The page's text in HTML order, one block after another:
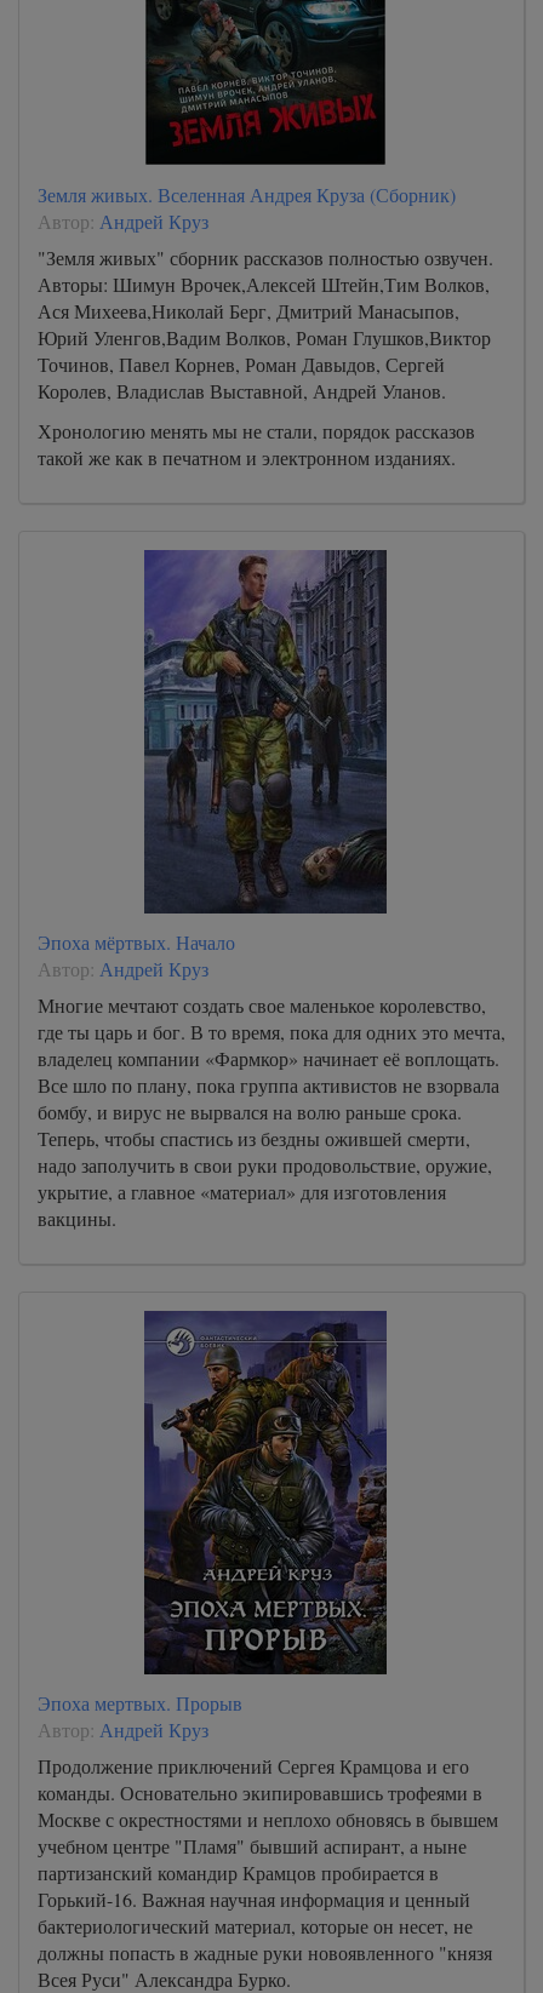
Земля живых. Вселенная Андрея Круза (Сборник)
Автор: Андрей Круз
"Земля живых" сборник рассказов полностью озвучен.
Авторы: Шимун Врочек,Алексей Штейн,Тим Волков,
Ася Михеева,Николай Берг, Дмитрий Манасыпов,
Юрий Уленгов,Вадим Волков, Роман Глушков,Виктор
Точинов, Павел Корнев, Роман Давыдов, Сергей
Королев, Владислав Выставной, Андрей Уланов.
Хронологию менять мы не стали, порядок рассказов
такой же как в печатном и электронном изданиях.
Эпоха мёртвых. Начало
Автор: Андрей Круз
Многие мечтают создать свое маленькое королевство,
где ты царь и бог. В то время, пока для одних это мечта,
владелец компании «Фармкор» начинает её воплощать.
Все шло по плану, пока группа активистов не взорвала
бомбу, и вирус не вырвался на волю раньше срока.
Теперь, чтобы спастись из бездны ожившей смерти,
надо заполучить в свои руки продовольствие, оружие,
укрытие, а главное «материал» для изготовления
вакцины.
Эпоха мертвых. Прорыв
Автор: Андрей Круз
Продолжение приключений Сергея Крамцова и его
команды. Основательно экипировавшись трофеями в
Москве с окрестностями и неплохо обновясь в бывшем
учебном центре "Пламя" бывший аспирант, а ныне
партизанский командир Крамцов пробирается в
Горький-16. Важная научная информация и ценный
бактериологический материал, которые он несет, не
должны попасть в жадные руки новоявленного "князя
Всея Руси" Александра Бурко.